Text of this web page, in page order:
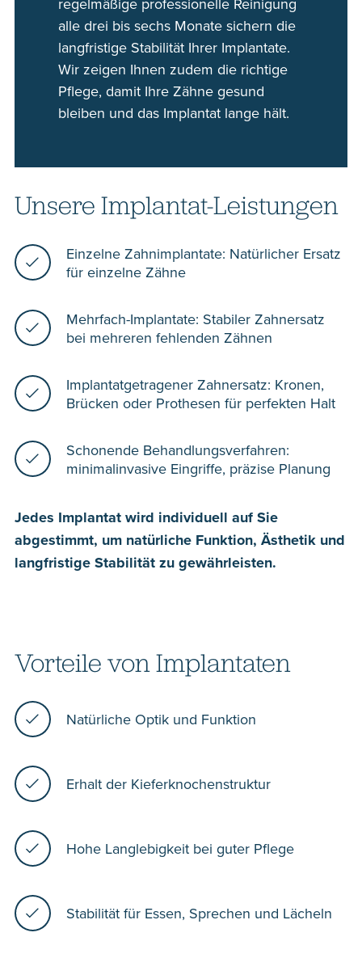
alle drei bis sechs Monate sichern die
langfristige Stabilität Ihrer Implantate.
Wir zeigen Ihnen zudem die richtige
Pflege, damit Ihre Zähne gesund
bleiben und das Implantat lange hält.
Unsere Implantat-Leistungen
Einzelne Zahnimplantate: Natürlicher Ersatz
für einzelne Zähne
Mehrfach-Implantate: Stabiler Zahnersatz
bei mehreren fehlenden Zähnen
Implantatgetragener Zahnersatz: Kronen,
Brücken oder Prothesen für perfekten Halt
Schonende Behandlungsverfahren:
minimalinvasive Eingriffe, präzise Planung
Jedes Implantat wird individuell auf Sie
abgestimmt, um natürliche Funktion, Ästhetik und
langfristige Stabilität zu gewährleisten.
Vorteile von Implantaten
Natürliche Optik und Funktion
Erhalt der Kieferknochenstruktur
Hohe Langlebigkeit bei guter Pflege
Stabilität für Essen, Sprechen und Lächeln